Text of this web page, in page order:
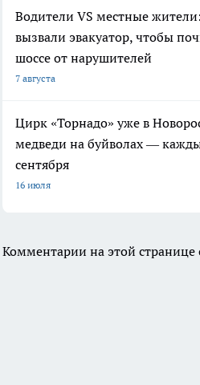
Водители VS местные
вызвали эвакуатор, чтобы
шоссе от нарушителей
7 августа
Цирк «Торнадо» уже в
медведи на буйволах —
сентября
16 июля
Комментарии на этой